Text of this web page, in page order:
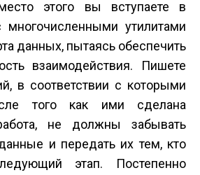
этого вы вступаете в
утилитами
данных, пытаясь обеспечить
взаимодействия. Пишете
в соответствии с которыми
того как ими сделана
не должны забывать
и передать их тем, кто
этап. Постепенно